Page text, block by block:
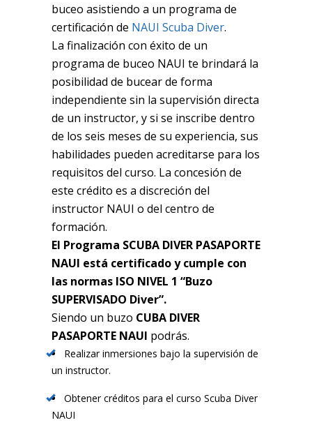
buceo asistiendo a un programa de
certificación de NAUI Scuba Diver.
La finalización con éxito de un
programa de buceo NAUI te brindará la
posibilidad de bucear de forma
independiente sin la supervisión directa
de un instructor, y si se inscribe dentro
de los seis meses de su experiencia, sus
habilidades pueden acreditarse para los
requisitos del curso. La concesión de
este crédito es a discreción del
instructor NAUI o del centro de
formación.
El Programa SCUBA DIVER PASAPORTE
NAUI está certificado y cumple con
las normas ISO NIVEL 1 “Buzo
SUPERVISADO Diver”.
Siendo un buzo CUBA DIVER
PASAPORTE NAUI podrás.
Realizar inmersiones bajo la supervisión de
un instructor.
Obtener créditos para el curso Scuba Diver
NAUI